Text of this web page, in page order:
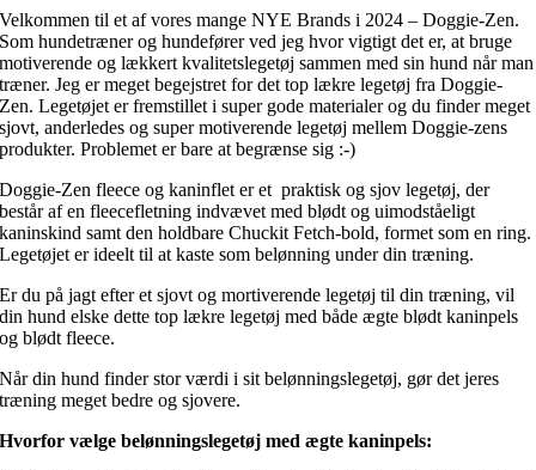
Velkommen til et af vores mange NYE Brands i 2024 – Doggie-Zen.
Som hundetræner og hundefører ved jeg hvor vigtigt det er, at bruge
motiverende og lækkert kvalitetslegetøj sammen med sin hund når man
træner. Jeg er meget begejstret for det top lækre legetøj fra Doggie-
Zen. Legetøjet er fremstillet i super gode materialer og du finder meget
sjovt, anderledes og super motiverende legetøj mellem Doggie-zens
produkter. Problemet er bare at begrænse sig :-)
Doggie-Zen fleece og kaninflet er et praktisk og sjov legetøj, der
består af en fleecefletning indvævet med blødt og uimodståeligt
kaninskind samt den holdbare Chuckit Fetch-bold, formet som en ring.
Legetøjet er ideelt til at kaste som belønning under din træning.
Er du på jagt efter et sjovt og mortiverende legetøj til din træning, vil
din hund elske dette top lækre legetøj med både ægte blødt kaninpels
og blødt fleece.
Når din hund finder stor værdi i sit belønningslegetøj, gør det jeres
træning meget bedre og sjovere.
Hvorfor vælge belønningslegetøj med ægte kaninpels: